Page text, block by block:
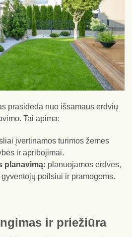
prasideda nuo išsamaus erdvių
Tai apima:
įvertinamos turimos žemės
ir apribojimai.
planavimą: planuojamos erdvės,
poilsiui ir pramogoms.
ir priežiūra